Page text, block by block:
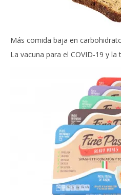
Más comida baja en
La vacuna para el COVID-19 y la